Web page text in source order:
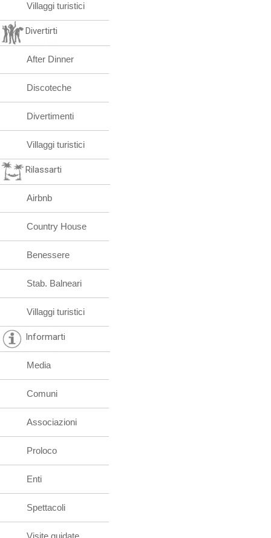
Villaggi turistici
Divertirti
After Dinner
Discoteche
Divertimenti
Villaggi turistici
Rilassarti
Airbnb
Country House
Benessere
Stab. Balneari
Villaggi turistici
Informarti
Media
Comuni
Associazioni
Proloco
Enti
Spettacoli
Visite guidate